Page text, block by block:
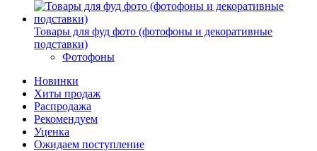
Товары для фуд фото (фотофоны и декоративные
подставки)
Фотофоны
Новинки
Хиты продаж
Распродажа
Рекомендуем
Уценка
Ожидаем поступление